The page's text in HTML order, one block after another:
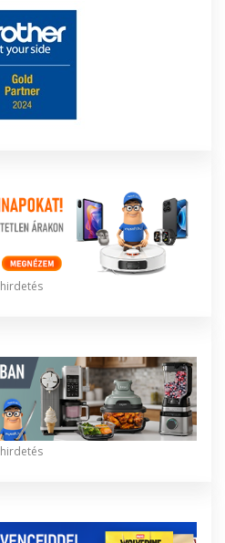
hirdetés
hirdetés